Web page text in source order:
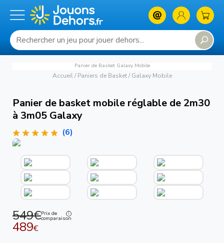
Panier de Basket Galaxy Mobile
Accueil/ Paniers de Basket/ Galaxy Mobile
Panier de basket mobile réglable de 2m30
à 3m05 Galaxy
(6)
549€Prix de
comparaison
489€